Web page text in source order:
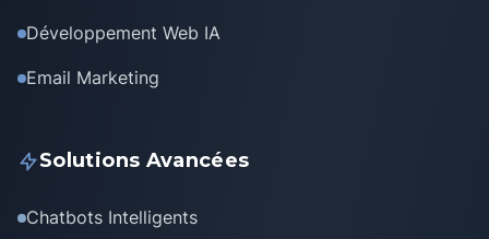
Développement Web IA
Email Marketing
Solutions Avancées
Chatbots Intelligents